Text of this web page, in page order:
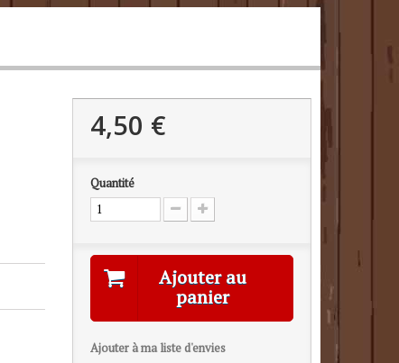
4,50 €
Quantité
Ajouter au
panier
Ajouter à ma liste d'envies